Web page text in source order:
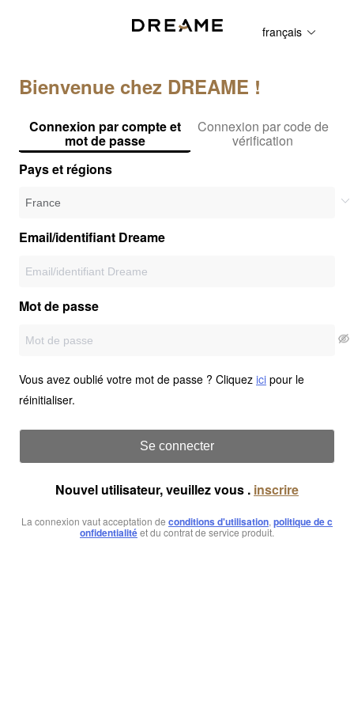
français
Bienvenue chez DREAME !
Connexion par compte et
mot de passe
Connexion par code de
vérification
Pays et régions
Email/identifiant Dreame
Mot de passe
Vous avez oublié votre mot de passe ? Cliquez ici pour le
réinitialiser.
Se connecter
Nouvel utilisateur, veuillez vous . inscrire
La connexion vaut acceptation de conditions d'utilisation, politique de c
onfidentialitéet du contrat de service produit.